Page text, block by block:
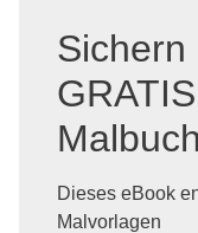
Sichern
Malbuch
Dieses eBook
Malvorlagen